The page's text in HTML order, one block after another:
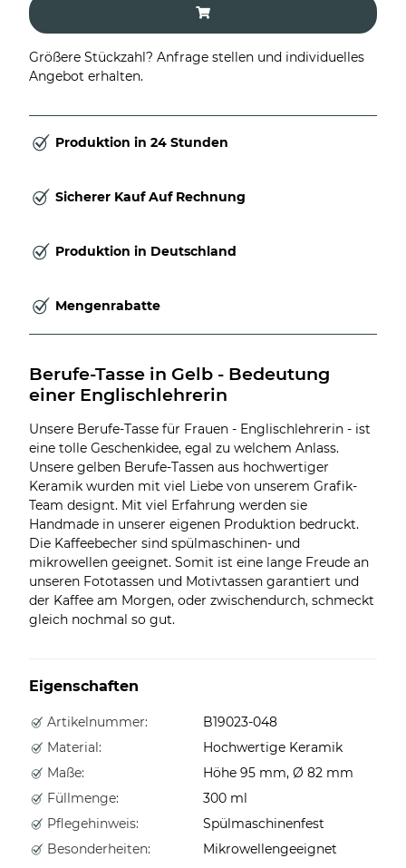
Größere Stückzahl? Anfrage stellen und individuelles
Angebot erhalten.
Produktion in 24 Stunden
Sicherer Kauf Auf Rechnung
Produktion in Deutschland
Mengenrabatte
Berufe-Tasse in Gelb - Bedeutung
einer Englischlehrerin
Unsere Berufe-Tasse für Frauen - Englischlehrerin - ist
eine tolle Geschenkidee, egal zu welchem Anlass.
Unsere gelben Berufe-Tassen aus hochwertiger
Keramik wurden mit viel Liebe von unserem Grafik-
Team designt. Mit viel Erfahrung werden sie
Handmade in unserer eigenen Produktion bedruckt.
Die Kaffeebecher sind spülmaschinen- und
mikrowellen geeignet. Somit ist eine lange Freude an
unseren Fototassen und Motivtassen garantiert und
der Kaffee am Morgen, oder zwischendurch, schmeckt
gleich nochmal so gut.
Eigenschaften
Artikelnummer:
B19023-048
Material:
Hochwertige Keramik
Maße:
Höhe 95 mm, Ø 82 mm
Füllmenge:
300 ml
Pflegehinweis:
Spülmaschinenfest
Besonderheiten:
Mikrowellengeeignet